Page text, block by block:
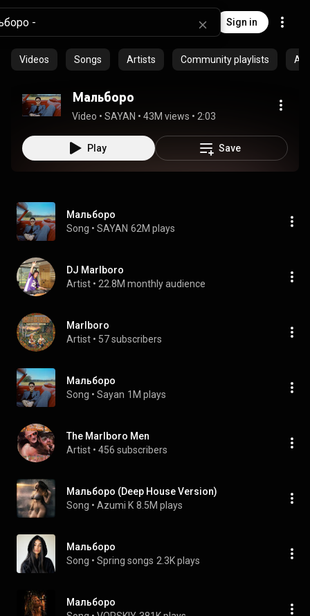
Sign in
Videos Songs Artists Community playlists
Мальборо
Video • SAYAN • 43M views • 2:03
Play Save
Мальборо
Song • SAYAN 62M plays
DJ Marlboro
Artist • 22.8M monthly audience
Marlboro
Artist • 57 subscribers
Мальборо
Song • Sayan 1M plays
The Marlboro Men
Artist • 456 subscribers
Мальборо (Deep House Version)
Song • Azumi K 8.5M plays
Мальборо
Song • Spring songs 2.3K plays
Мальборо